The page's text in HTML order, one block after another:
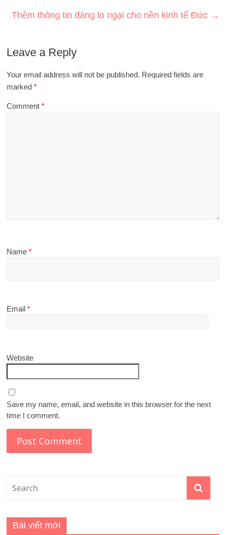
Thêm thông tin đáng lo ngại cho nền kinh tế Đức →
Leave a Reply
Your email address will not be published. Required fields are
marked*
Comment*
Name*
Email*
Website
Save my name, email, and website in this browser for the next
time I comment.
Bài viết mới